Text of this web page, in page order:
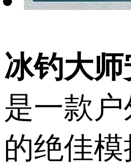
冰钓大
是一款户
的绝佳